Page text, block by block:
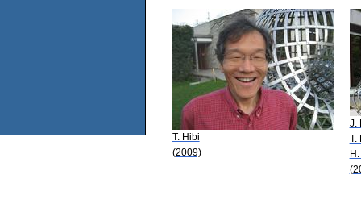
T. Hibi
(2009)
J.
T.